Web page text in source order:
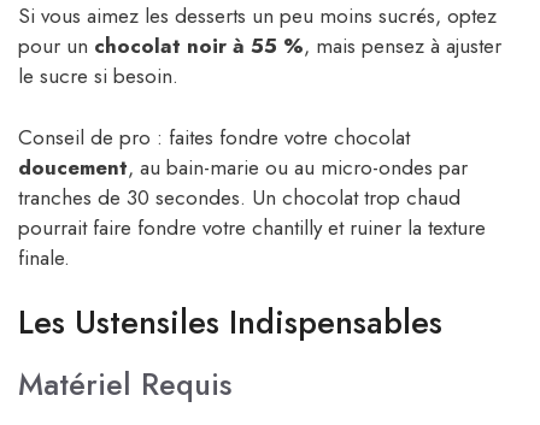
Si vous aimez les desserts un peu moins sucrés, optez
pour un chocolat noir à 55 %, mais pensez à ajuster
le sucre si besoin.
Conseil de pro : faites fondre votre chocolat
doucement, au bain-marie ou au micro-ondes par
tranches de 30 secondes. Un chocolat trop chaud
pourrait faire fondre votre chantilly et ruiner la texture
finale.
Les Ustensiles Indispensables
Matériel Requis